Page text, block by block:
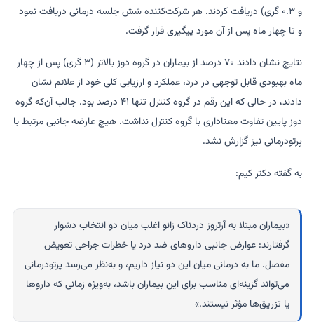
و ۰.۳ گری) دریافت کردند. هر شرکت‌کننده شش جلسه درمانی دریافت نمود
و تا چهار ماه پس از آن مورد پیگیری قرار گرفت.
نتایج نشان دادند ۷۰ درصد از بیماران در گروه دوز بالاتر (۳ گری) پس از چهار
ماه بهبودی قابل توجهی در درد، عملکرد و ارزیابی کلی خود از علائم نشان
دادند، در حالی که این رقم در گروه کنترل تنها ۴۱ درصد بود. جالب آن‌که گروه
دوز پایین تفاوت معناداری با گروه کنترل نداشت. هیچ عارضه جانبی مرتبط با
پرتودرمانی نیز گزارش نشد.
به گفته دکتر کیم:
«بیماران مبتلا به آرتروز دردناک زانو اغلب میان دو انتخاب دشوار
گرفتارند: عوارض جانبی داروهای ضد درد یا خطرات جراحی تعویض
مفصل. ما به درمانی میان این دو نیاز داریم، و به‌نظر می‌رسد پرتودرمانی
می‌تواند گزینه‌ای مناسب برای این بیماران باشد، به‌ویژه زمانی که داروها
یا تزریق‌ها مؤثر نیستند.»